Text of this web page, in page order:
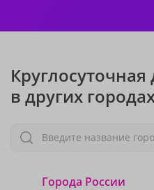
в других
Введите название
Города России